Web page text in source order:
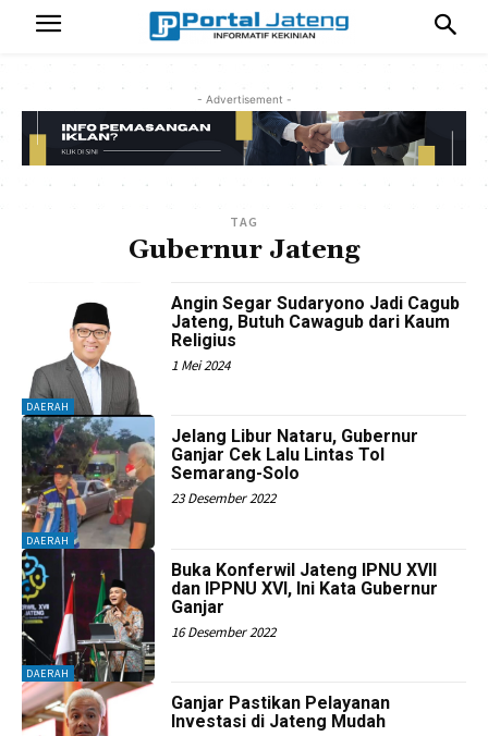
- Advertisement -
TAG
Gubernur Jateng
DAERAH
Angin Segar Sudaryono Jadi Cagub
Jateng, Butuh Cawagub dari Kaum
Religius
1 Mei 2024
DAERAH
Jelang Libur Nataru, Gubernur
Ganjar Cek Lalu Lintas Tol
Semarang-Solo
23 Desember 2022
DAERAH
Buka Konferwil Jateng IPNU XVII
dan IPPNU XVI, Ini Kata Gubernur
Ganjar
16 Desember 2022
Ganjar Pastikan Pelayanan
Investasi di Jateng Mudah